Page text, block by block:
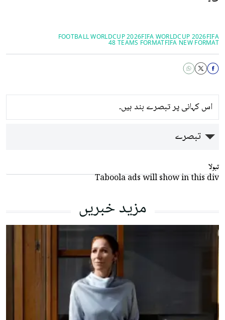
FIFA
FIFA WORLDCUP 2026
FOOTBALL WORLDCUP 2026
FIFA NEW FORMAT
48 TEAMS FORMAT
اس کہانی پر تبصرے بند ہیں۔
تبصرے
تبولا
Taboola ads will show in this div
مزید خبریں